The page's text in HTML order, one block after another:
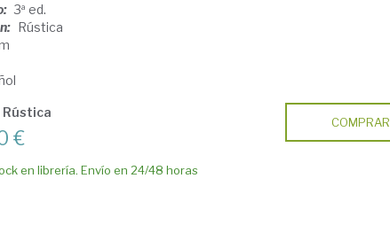
3ª ed.
Rústica
Rústica
€
en librería. Envío en 24/48 horas
COMPRAR